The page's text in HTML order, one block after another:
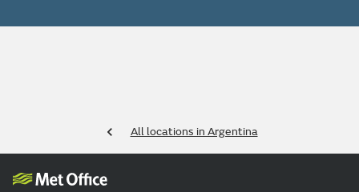
All locations in Argentina